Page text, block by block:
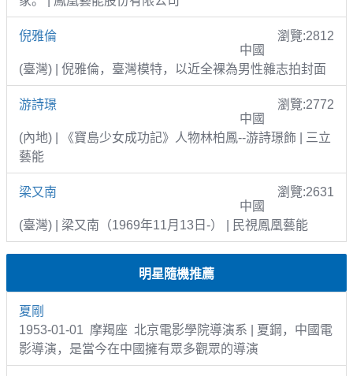
倪雅倫
瀏覽:2812
中國
(臺灣) | 倪雅倫，臺灣模特，以近全裸為男性雜志拍封面
游詩璟
瀏覽:2772
中國
(內地) | 《寶島少女成功記》人物林柏鳳--游詩璟飾 | 三立
藝能
梁又南
瀏覽:2631
中國
(臺灣) | 梁又南（1969年11月13日-） | 民視鳳凰藝能
明星隨機推薦
夏剛
1953-01-01 摩羯座 北京電影學院導演系 | 夏鋼，中國電
影導演，是當今在中國擁有眾多觀眾的導演